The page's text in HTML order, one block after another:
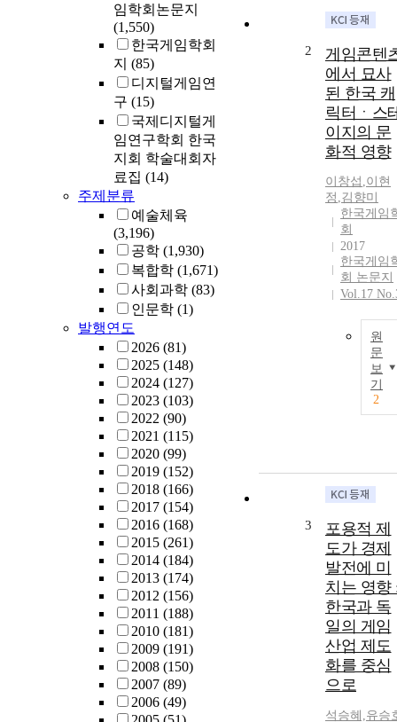
임학회논문지
(1,550)
한국게임학회
지 (85)
디지털게임연
구 (15)
국제디지털게
임연구학회 한국
지회 학술대회자
료집 (14)
주제분류
예술체육
(3,196)
공학 (1,930)
복합학 (1,671)
사회과학 (83)
인문학 (1)
발행연도
2026 (81)
2025 (148)
2024 (127)
2023 (103)
2022 (90)
2021 (115)
2020 (99)
2019 (152)
2018 (166)
2017 (154)
2016 (168)
2015 (261)
2014 (184)
2013 (174)
2012 (156)
2011 (188)
2010 (181)
2009 (191)
2008 (150)
2007 (89)
2006 (49)
2
게임콘텐
에서 묘사
된 한국 캐
릭터ㆍ스
이지의 문
화적 영향
이창섭 ,이현
정 ,김향미
한국게임
회
2017
한국게임
회 논문지
Vol.17
원
문
보
기
2
3
포용적 제
도가 경제
발전에 미
치는 영향
한국과 독
일의 게임
산업 제도
화를 중심
으로
석승혜,유승